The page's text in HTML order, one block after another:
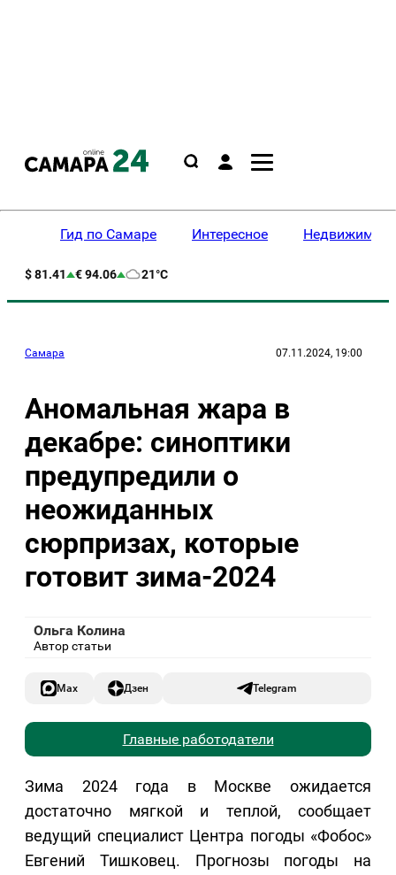
Гид по Самаре Интересное
$ 81.41 € 94.06 21°C
Самара 07.11.2024, 19:00
Аномальная жара в
декабре: синоптики
предупредили о
неожиданных
сюрпризах, которые
готовит зима-2024
Ольга Колина
Автор статьи
Max Дзен Telegram
Главные работодатели
Зима 2024 года в Москве ожидается
достаточно мягкой и теплой, сообщает
ведущий специалист Центра погоды «Фобос»
Евгений Тишковец. Прогнозы погоды на